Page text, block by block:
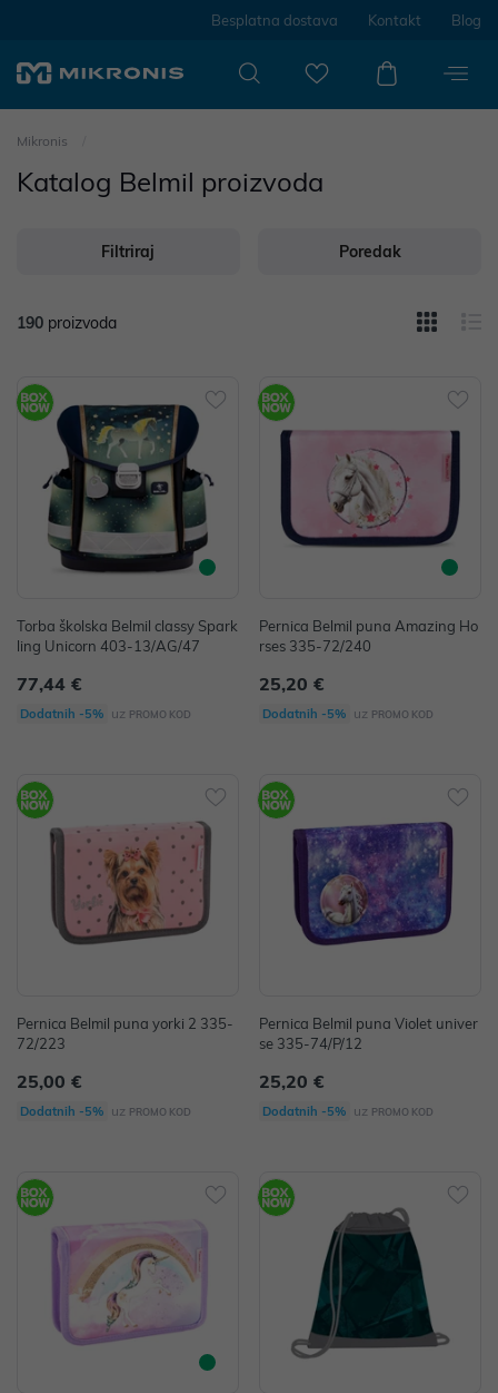
Besplatna dostava Kontakt Blog
Mikronis
Katalog Belmil proizvoda
Filtriraj Poredak
190 proizvoda
Torba školska Belmil classy Spark
ling Unicorn 403-13/AG/47
77,44 €
Dodatnih -5% uz PROMO KOD
Pernica Belmil puna Amazing Ho
rses 335-72/240
25,20 €
Dodatnih -5% uz PROMO KOD
Pernica Belmil puna yorki 2 335-
72/223
25,00 €
Dodatnih -5% uz PROMO KOD
Pernica Belmil puna Violet univer
se 335-74/P/12
25,20 €
Dodatnih -5% uz PROMO KOD